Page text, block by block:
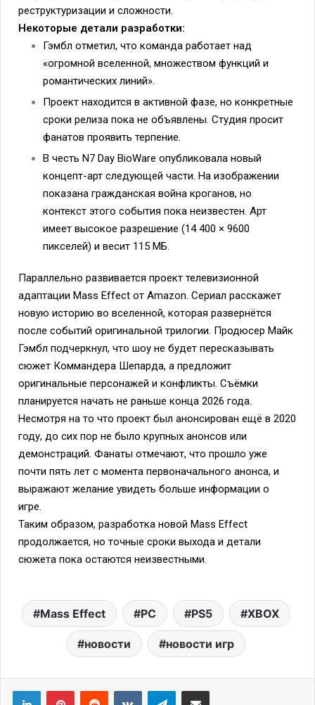
реструктуризации и сложности.
Некоторые детали разработки:
Гэмбл отметил, что команда работает над
«огромной вселенной, множеством функций и
романтических линий».
Проект находится в активной фазе, но конкретные
сроки релиза пока не объявлены. Студия просит
фанатов проявить терпение.
В честь N7 Day BioWare опубликовала новый
концепт-арт следующей части. На изображении
показана гражданская война кроганов, но
контекст этого события пока неизвестен. Арт
имеет высокое разрешение (14 400 × 9600
пикселей) и весит 115 МБ.
Параллельно развивается проект телевизионной
адаптации Mass Effect от Amazon. Сериал расскажет
новую историю во вселенной, которая развернётся
после событий оригинальной трилогии. Продюсер Майк
Гэмбл подчеркнул, что шоу не будет пересказывать
сюжет Коммандера Шепарда, а предложит
оригинальные персонажей и конфликты. Съёмки
планируется начать не раньше конца 2026 года.
Несмотря на то что проект был анонсирован ещё в 2020
году, до сих пор не было крупных анонсов или
демонстраций. Фанаты отмечают, что прошло уже
почти пять лет с момента первоначального анонса, и
выражают желание увидеть больше информации о
игре.
Таким образом, разработка новой Mass Effect
продолжается, но точные сроки выхода и детали
сюжета пока остаются неизвестными.
Mass Effect PC PS5 XBOX
новости новости игр